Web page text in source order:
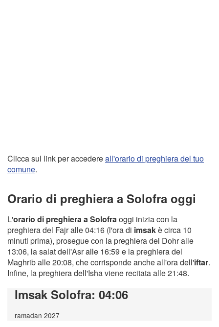
Clicca sul link per accedereall'orario di preghiera del tuo
comune.
Orario di preghiera a Solofra oggi
L'orario di preghiera a Solofraoggi inizia con la
preghiera del Fajr alle 04:16 (l'ora di imsakè circa 10
minuti prima), prosegue con la preghiera del Dohr alle
13:06, la salat dell'Asr alle 16:59 e la preghiera del
Maghrib alle 20:08, che corrisponde anche all'ora dell'iftar.
Infine, la preghiera dell'Isha viene recitata alle 21:48.
Imsak Solofra: 04:06
ramadan 2027